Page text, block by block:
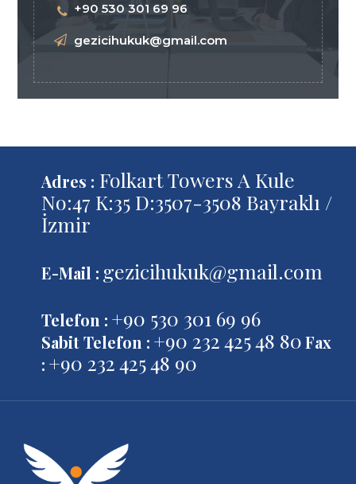
+90 530 301 69 96
gezicihukuk@gmail.com
Adres : Folkart Towers A Kule
No:47 K:35 D:3507-3508 Bayraklı /
İzmir
E-Mail : gezicihukuk@gmail.com
Telefon : +90 530 301 69 96
Sabit Telefon : +90 232 425 48 80Fax
: +90 232 425 48 90